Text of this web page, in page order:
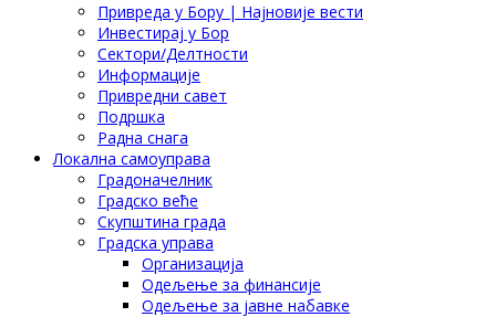
Привреда у Бору | Најновије вести
Инвестирај у Бор
Сектори/Делтности
Информације
Привредни савет
Подршка
Радна снага
Локална самоуправа
Градоначелник
Градско веће
Скупштина града
Градска управа
Организација
Одељење за финансије
Одељење за јавне набавке